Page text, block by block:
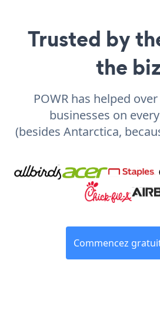
Trusted by
the
POWR has helped
businesses on
(besides Antarctica,
Commencez